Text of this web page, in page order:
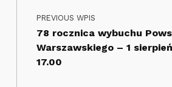
PREVIOUS WPIS
78 rocznica wybuchu
Warszawskiego – 1
17.00